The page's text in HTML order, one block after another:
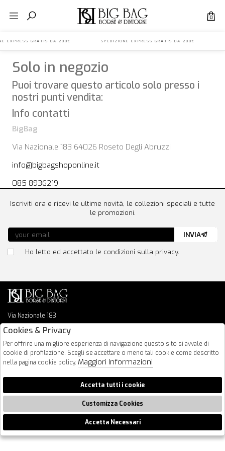
0
EXPRESS GRATIS DA 200€ SPEDIZIONE EXPRESS GRATIS DA
Solo in negozio
Puoi trovare questo articolo solo presso i
nostri punti vendita:
Info contatti
BigBag
Via Nazionale 183 64026 Roseto Degli Abruzzi
info@bigbagshoponline.it
085 8936219
Via Nazionale 183
64026 Roseto Degli Abruzzi
info@bigbagshoponline.it
follow us
Iscriviti ora e ricevi le ultime novità, le collezioni speciali e tutte
le promozioni.
Ho letto ed accettato le condizioni sulla privacy.
INVIA
2026 BigBag - P.iva : 00916940679 Powered by
🍪
Cookies & Privacy
Per offrire una migliore esperienza di navigazione questo sito si avvale di
cookie di profilazione. Scegli se accettare o meno tali cookie come descritto
nella pagina cookie policy. Maggiori Informazioni
Accetta tutti i cookie
Customizza Cookies
Accetta Necessari